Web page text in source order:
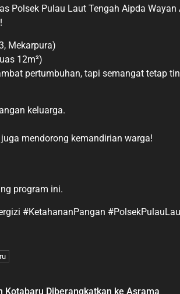
Polsek Pulau Laut Tengah Aipda
Mekarpura)
12m²)
pertumbuhan, tapi semangat tetap
keluarga.
mendorong kemandirian warga!
program ini.
#KetahananPangan
Kotabaru Diberangkatkan ke Asrama